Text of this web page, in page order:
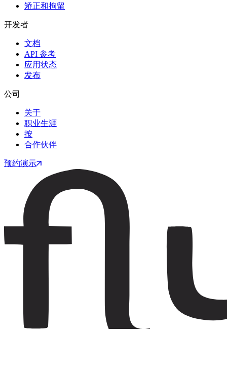
矫正和拘留
开发者
文档
API 参考
应用状态
发布
公司
关于
职业生涯
按
合作伙伴
预约演示